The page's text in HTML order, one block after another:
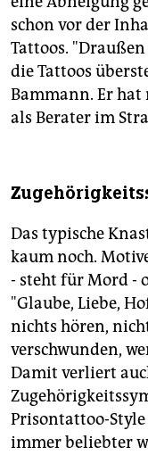
schon vor der
Tattoos.
die Tattoos
Bammann. Er hat
als Berater im
Das typische
kaum noch.
- steht für Mord -
"Glaube, Liebe,
nichts hören,
verschwunden,
Damit verliert
Prisontattoo-
immer beliebter